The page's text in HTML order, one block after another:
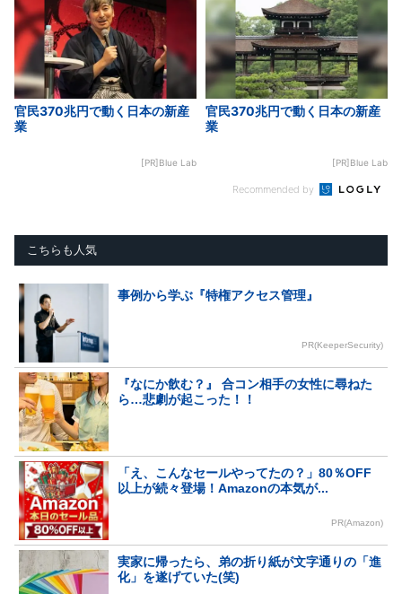
官民370兆円で動く日本の新産
業
[PR]Blue Lab
官民370兆円で動く日本の新産
業
[PR]Blue Lab
Recommended by
こちらも人気
事例から学ぶ『特権アクセス管理』
PR(KeeperSecurity)
『なにか飲む？』 合コン相手の女性に尋ねた
ら…悲劇が起こった！！
「え、こんなセールやってたの？」80％OFF
以上が続々登場！Amazonの本気が...
PR(Amazon)
実家に帰ったら、弟の折り紙が文字通りの「進
化」を遂げていた(笑)